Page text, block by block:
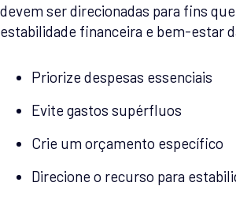
devem ser direcionadas para fins
estabilidade financeira e bem-estar
Priorize despesas essenciais
Evite gastos supérfluos
Crie um orçamento específico
Direcione o recurso para